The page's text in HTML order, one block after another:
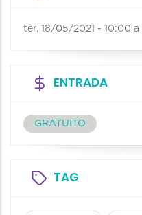
ter, 18/05/2021 - 10:00 a
ENTRADA
GRATUITO
TAG